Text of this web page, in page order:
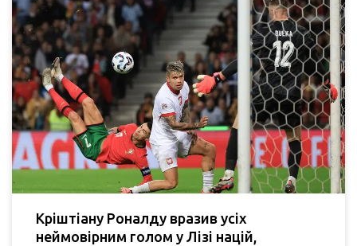
Кріштіану Роналду вразив усіх
неймовірним голом у Лізі націй,